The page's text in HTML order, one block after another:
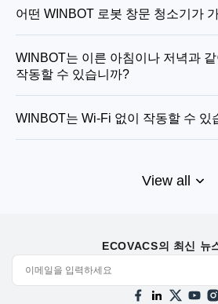
어떤 WINBOT 로봇 창문 청소기가
WINBOT는 이른 아침이나 저녁과
작동할 수 있습니까?
WINBOT는 Wi-Fi 없이 작동할 수 있
		예, WINBOT 로봇 창문 청소기는 표면이 매끄럽고 데칼이나 스티커, 균열, 4mm 미만의 장애물 또는 2mm 미만의 프레임이 없는 한 착색 유리 또는 색유리에서 작동할 수 있습니다. 창문도 너무 작거나 곡면이거나 불규칙한 모양이 아니어야 하며 결로나 기름 얼룩이 없어야 합니다. 극도로 춥거나 더운 조건에서는 로봇을 사용하지 마십시오.
WINBOT를 충전하는 데 얼마나 걸립
View all
ECOVACS의 최신 뉴